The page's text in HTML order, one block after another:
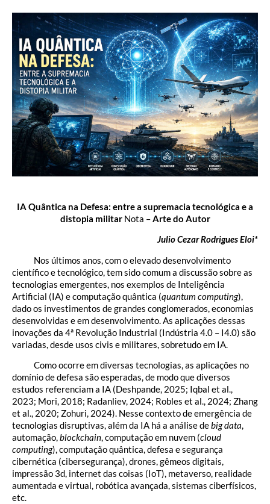
IA Quântica na Defesa: entre a supremacia tecnológica e a
distopia militarNota –Arte do Autor
Julio Cezar Rodrigues Eloi*
Nos últimos anos, com o elevado desenvolvimento
científico e tecnológico, tem sido comum a discussão sobre as
tecnologias emergentes, nos exemplos de Inteligência
Artificial (IA) e computação quântica (quantum computing),
dado os investimentos de grandes conglomerados, economias
desenvolvidas e em desenvolvimento. As aplicações dessas
inovações da 4ª Revolução Industrial (Indústria 4.0 – I4.0) são
variadas, desde usos civis e militares, sobretudo em IA.
Como ocorre em diversas tecnologias, as aplicações no
domínio de defesa são esperadas, de modo que diversos
estudos referenciam a IA (Deshpande, 2025; Iqbal et al.,
2023; Mori, 2018; Radanliev, 2024; Robles et al., 2024; Zhang
et al., 2020; Zohuri, 2024). Nesse contexto de emergência de
tecnologias disruptivas, além da IA há a análise debig data,
automação,blockchain, computação em nuvem (cloud
computing), computação quântica, defesa e segurança
cibernética (cibersegurança), drones, gêmeos digitais,
impressão 3d, internet das coisas (IoT), metaverso, realidade
aumentada e virtual, robótica avançada, sistemas ciberfísicos,
etc.